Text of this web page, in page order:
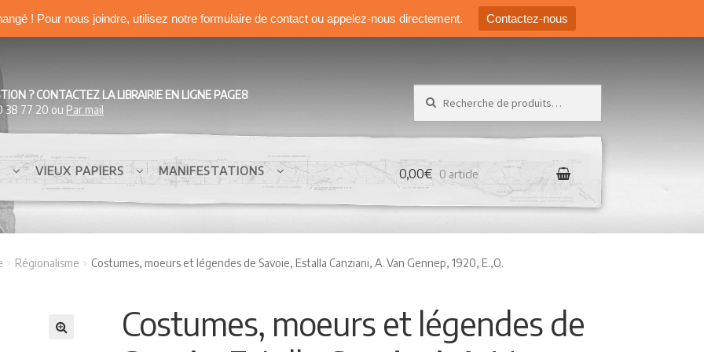
! Pour nous joindre, utilisez notre formulaire de contact ou appelez-nous directement. Contactez-nous
? CONTACTEZ LA LIBRAIRIE EN LIGNE PAGE8
38 77 20 ou Par mail
VIEUX PAPIERS MANIFESTATIONS 0,00€ 0 article
Régionalisme Costumes, moeurs et légendes de Savoie, Estalla Canziani, A. Van Gennep, 1920, E.,O.
Costumes, moeurs et légendes de